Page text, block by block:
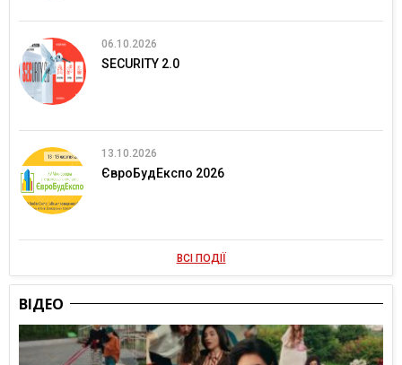
06.10.2026
SECURITY 2.0
13.10.2026
ЄвроБудЕкспо 2026
ВСІ ПОДІЇ
ВІДЕО